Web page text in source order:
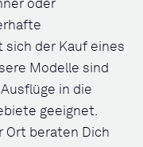
oder
sich der Kauf eines
Modelle sind
in die
geeignet.
Ort beraten Dich